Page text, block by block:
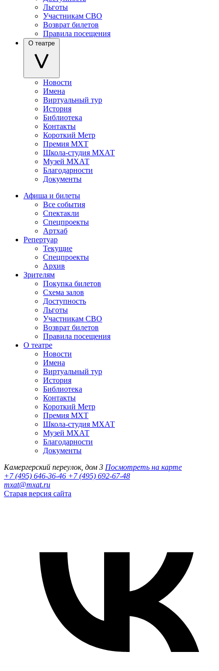
Льготы
Участникам СВО
Возврат билетов
Правила посещения
О театре
Новости
Имена
Виртуальный тур
История
Библиотека
Контакты
Короткий Метр
Премия МХТ
Школа-студия МХАТ
Музей МХАТ
Благодарности
Документы
Афиша и билеты
Все события
Спектакли
Спецпроекты
Артхаб
Репертуар
Текущие
Спецпроекты
Архив
Зрителям
Покупка билетов
Схема залов
Доступность
Льготы
Участникам СВО
Возврат билетов
Правила посещения
О театре
Новости
Имена
Виртуальный тур
История
Библиотека
Контакты
Короткий Метр
Премия МХТ
Школа-студия МХАТ
Музей МХАТ
Благодарности
Документы
Камергерский переулок, дом 3 Посмотреть на карте
+7 (495) 646-36-46 +7 (495) 692-67-48‬
mxat@mxat.ru
Старая версия сайта